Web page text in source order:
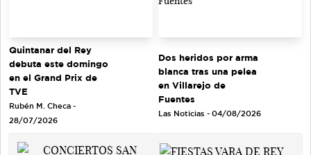
Quintanar del Rey
debuta este domingo
en el Grand Prix de
TVE
Rubén M. Checa -
28/07/2026
Dos heridos por arma
blanca tras una pelea
en Villarejo de
Fuentes
Las Noticias - 04/08/2026